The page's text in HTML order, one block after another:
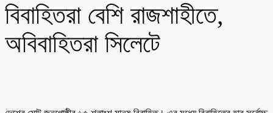
বিবাহিতরা বেশি রাজশাহীতে,
অবিবাহিতরা সিলেটে